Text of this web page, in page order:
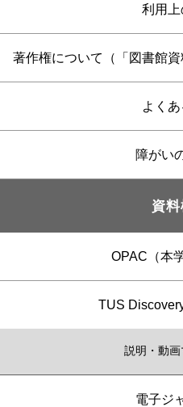
利用
著作権について（「図書館
よく
障がい
資
OPAC（本
TUS
説明・動
電子ジ